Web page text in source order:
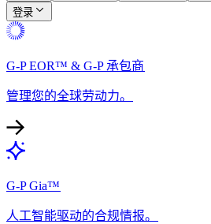
登录​​
G-P EOR™ & G-P 承包商​​
管理您的全球劳动力。​​
G-P Gia™​​
人工智能驱动的合规情报。​​